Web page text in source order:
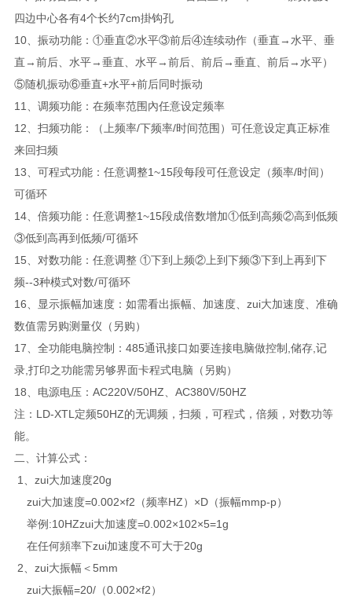
四边中心各有4个长约7cm掛钩孔
10、振动功能：①垂直②水平③前后④连续动作（垂直→水平、垂
直→前后、水平→垂直、水平→前后、前后→垂直、前后→水平）
⑤随机振动⑥垂直+水平+前后同时振动
11、调频功能：在频率范围內任意设定频率
12、扫频功能：（上频率/下频率/时间范围）可任意设定真正标准
来回扫频
13、可程式功能：任意调整1~15段每段可任意设定（频率/时间）
可循环
14、倍频功能：任意调整1~15段成倍数增加①低到高频②高到低频
③低到高再到低频/可循环
15、对数功能：任意调整 ①下到上频②上到下频③下到上再到下
频--3种模式对数/可循环
16、显示振幅加速度：如需看出振幅、加速度、zui大加速度、准确
数值需另购测量仪（另购）
17、全功能电脑控制：485通讯接口如要连接电脑做控制,储存,记
录,打印之功能需另够界面卡程式电脑（另购）
18、电源电压：AC220V/50HZ、AC380V/50HZ
注：LD-XTL定频50HZ的无调频，扫频，可程式，倍频，对数功等
能。
二、 计算公式：
1、zui大加速度20g
zui大加速度=0.002×f2（频率HZ）×D（振幅mmp-p）
举例:10HZzui大加速度=0.002×102×5=1g
在任何頻率下zui加速度不可大于20g
2、zui大振幅＜5mm
zui大振幅=20/（0.002×f2）